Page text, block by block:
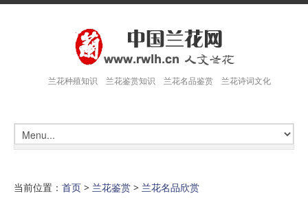
兰花种殖知识 兰花鉴赏知识 兰花名品鉴赏 兰花诗词文化
当前位置： 首页 > 兰花鉴赏 > 兰花名品欣赏